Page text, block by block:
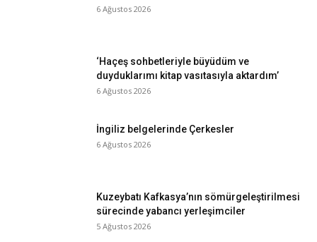
6 Ağustos 2026
‘Haçeş sohbetleriyle büyüdüm ve
duyduklarımı kitap vasıtasıyla aktardım’
6 Ağustos 2026
İngiliz belgelerinde Çerkesler
6 Ağustos 2026
Kuzeybatı Kafkasya’nın sömürgeleştirilmesi
sürecinde yabancı yerleşimciler
5 Ağustos 2026